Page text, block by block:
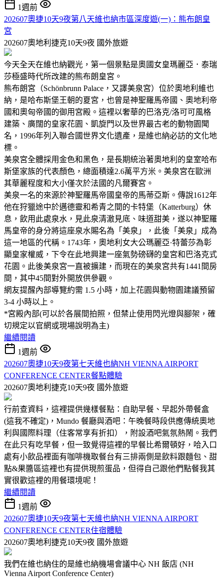
1週前
202607奧捷10天9夜第八天維也納市區深度遊(一)：熊布朗皇
宮
202607奧地利捷克10天9夜 國外旅遊
今天全天在維也納觀光，第一個景點是奧國女皇瑪麗亞．泰瑞
莎極盛時代所改建的熊布朗皇宮。
熊布朗宮（Schönbrunn Palace，又譯美泉宮）位於奧地利維也
納，是哈布斯堡王朝的夏宮，也曾是神聖羅馬帝國、奧地利帝
國和奧匈帝國的御用宮殿。這裡以奢華的巴洛克/洛可可風格
建築、廣闊的皇家花園、凱旋門以及世界最古老的動物園聞
名，1996年列入聯合國世界文化遺產，是維也納必訪的文化地
標。
美泉宮全體採用金色和黑色，是長期統治著奧地利的皇室哈布
斯堡家族的代表顏色，總面積達2.6萬平方米。美泉宮在歐洲
其華麗程度和大小僅次於法國的凡爾賽宮。
美泉一名的來源於神聖羅馬帝國皇帝的馬蒂亞斯。傳說1612年
他在狩獵途中於邁德靈和希青之間的卡特堡（Katterburg）休
息，飲用此處泉水，見此泉清澈見底、味道甜美，遂以神聖羅
馬皇帝的身分將這座泉水賜名為「美泉」，此後「美泉」成為
這一地區的代稱。1743年，奧地利女大公瑪麗亞·特蕾莎為彰
顯皇家權威，下令在此地興建一座氣勢磅礴的皇宮和巴洛克式
花園。此後美泉宮一直被擴建，而現在的美泉宮共有1441間房
間，其中45間對外開放供參觀。
網友提醒內部導覽約需 1.5 小時，加上花園與動物園建議預留
3-4 小時以上。
*宮殿內部(可以於各展間拍照，但禁止使用閃光燈與腳架，確
切規定以官網或現場說明為主)
繼續閱讀
1週前
202607奧捷10天9夜第七天維也納NH VIENNA AIRPORT
CONFERENCE CENTER餐點體驗
202607奧地利捷克10天9夜 國外旅遊
行前查資料，這裡提供幾樣餐點：自助早餐、早起外帶餐盒
(這我不確定)，Mundo 餐廳與酒吧：午晚餐時段供應傳統奧地
利與國際料理（住客常享有折扣），附設酒吧氣氛熱鬧。我們
在此只有吃早餐，但一致覺得這裡的早餐比希爾頓好，哈入口
處有小飲品裡面有咖啡機取餐台有三排兩側是飲料跟麵包、甜
點&果醬區這裡也有提供現煎蛋品，但得自己跟他們點餐我其
實很歡這裡的用餐環境呢！
繼續閱讀
1週前
202607奧捷10天9夜第七天維也納NH VIENNA AIRPORT
CONFERENCE CENTER住宿體驗
202607奧地利捷克10天9夜 國外旅遊
我們在維也納住的是維也納機場會議中心 NH 飯店 (NH
Vienna Airport Conference Center)